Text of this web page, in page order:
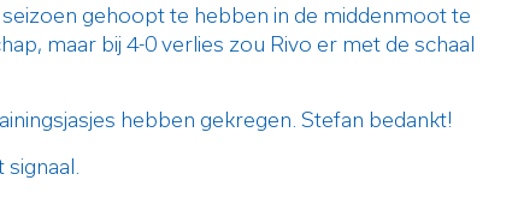
gehoopt te hebben in de middenmoot te
maar bij 4-0 verlies zou Rivo er met de schaal
hebben gekregen. Stefan bedankt!